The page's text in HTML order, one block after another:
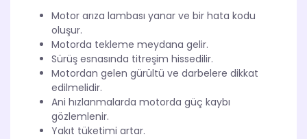
Motor arıza lambası yanar ve bir hata kodu
oluşur.
Motorda tekleme meydana gelir.
Sürüş esnasında titreşim hissedilir.
Motordan gelen gürültü ve darbelere dikkat
edilmelidir.
Ani hızlanmalarda motorda güç kaybı
gözlemlenir.
Yakıt tüketimi artar.